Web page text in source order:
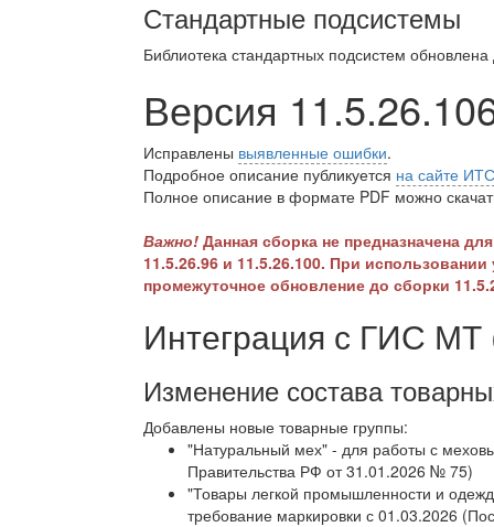
Стандартные подсистемы
Библиотека стандартных подсистем
Версия
Исправлены выявленные ошибки.
Подробное описание публикуется на сайте ИТС
Полное описание в формате PDF можно
Важно! Данная сборка не предназначена
11.5.26.96 и 11.5.26.100. При
промежуточное обновление до сборки
Интеграция с ГИС МТ
Изменение состава
Добавлены новые товарные группы:
"Натуральный мех" - для работы с
Правительства РФ от 31.01.2026 № 75)
"Товары легкой промышленности и
требование маркировки с 01.03.2026